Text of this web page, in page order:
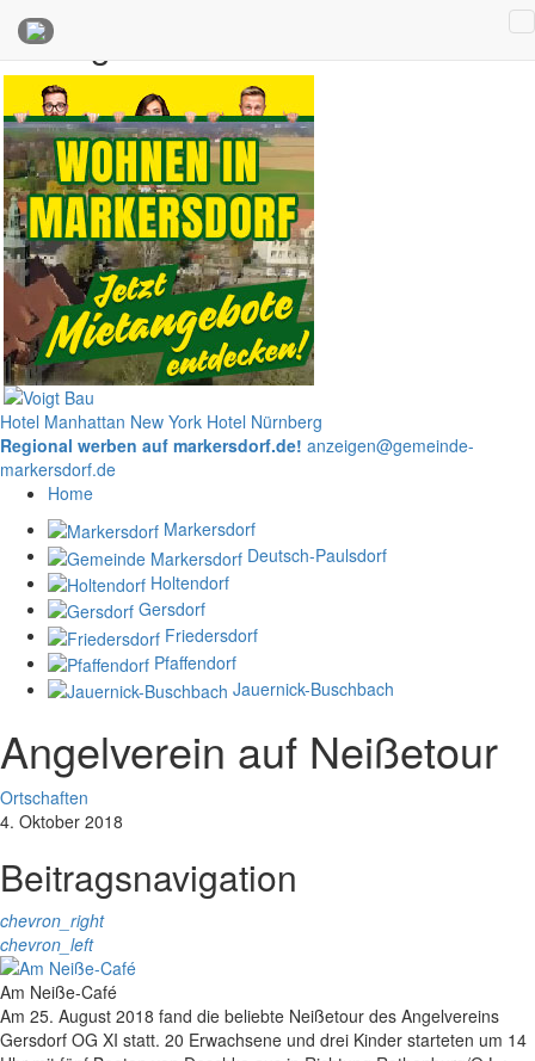
Anzeigen
Hotel Manhattan New York Hotel Nürnberg
Regional werben auf markersdorf.de! anzeigen@gemeinde-
markersdorf.de
Home
Markersdorf
Deutsch-Paulsdorf
Holtendorf
Gersdorf
Friedersdorf
Pfaffendorf
Jauernick-Buschbach
Angelverein auf Neißetour
Ortschaften
4. Oktober 2018
Beitragsnavigation
chevron_right
chevron_left
Am Neiße-Café
Am 25. August 2018 fand die beliebte Neißetour des Angelvereins
Gersdorf OG XI statt. 20 Erwachsene und drei Kinder starteten um 14